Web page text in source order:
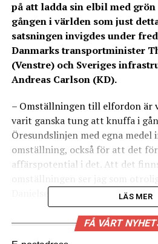
på att ladda sin elbil med
gången i världen som just
satsningen invigdes under
Danmarks transportminister
(Venstre) och Sveriges
Andreas Carlson (KD).
– Omställningen till elfordon är
varit ganska tung att knuffa i
Öresundslinjen med egna medel
omställning, också för att det
affärspotential i det. Att det
Danielsen i sitt invigningstal.
Öresundslinjen ser mycket
och en konkurrensfördel i den
LÄS MER
FÅ VÅRT